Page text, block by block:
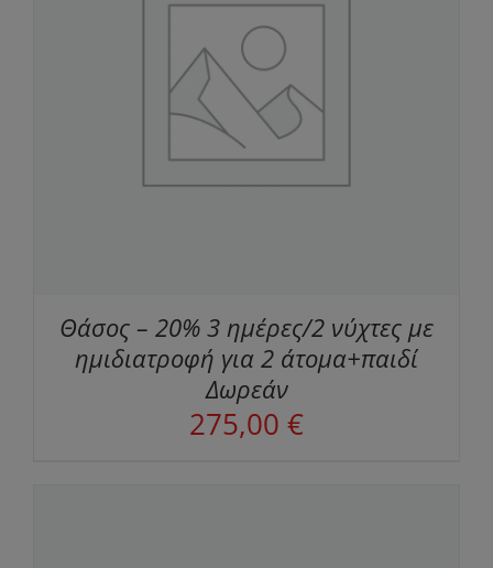
Θάσος – 20% 3 ημέρες/2 νύχτες με
ημιδιατροφή για 2 άτομα+παιδί
Δωρεάν
275,00 €